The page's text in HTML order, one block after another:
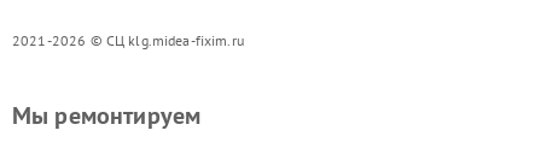
2021-2026 © СЦ klg.midea-fixim.ru
Мы ремонтируем